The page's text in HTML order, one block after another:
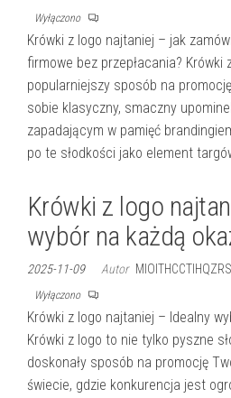
Wyłączono
Krówki z logo najtaniej – jak
firmowe bez przepłacania? Krówki
popularniejszy sposób na
sobie klasyczny, smaczny
zapadającym w pamięć
po te słodkości jako element
Krówki z logo
wybór na każdą
2025-11-09 Autor
Wyłączono
Krówki z logo najtaniej – Idealny
Krówki z logo to nie tylko pyszne
doskonały sposób na promocję
świecie, gdzie konkurencja jest